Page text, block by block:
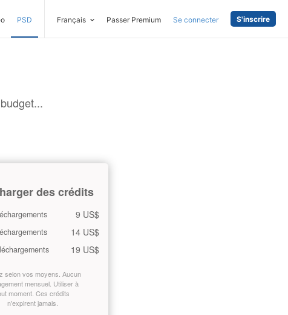
PSD Français Passer Premium Se connecter S'inscrire
des crédits
9 US$
14 US$
19 US$
selon vos moyens. Aucun
mensuel. Utiliser à
moment. Ces crédits
n'expirent jamais.